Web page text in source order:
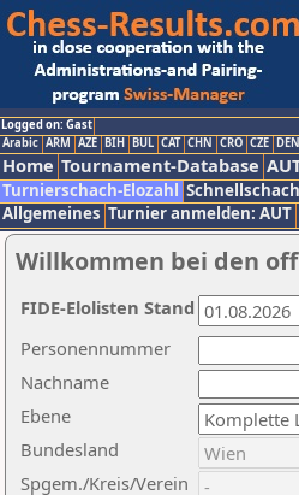
Logged on: Gast
Arabic ARM AZE BIH BUL CAT CHN CRO CZE DEN
Home Tournament-Database
Turnierschach-Elozahl
Allgemeines Turnier anmelden: AUT
Willkommen bei den
Nachname
Ebene
Personennummer
Bundesland
Spgem./Kreis/Verein
FIDE-Elolisten Stand